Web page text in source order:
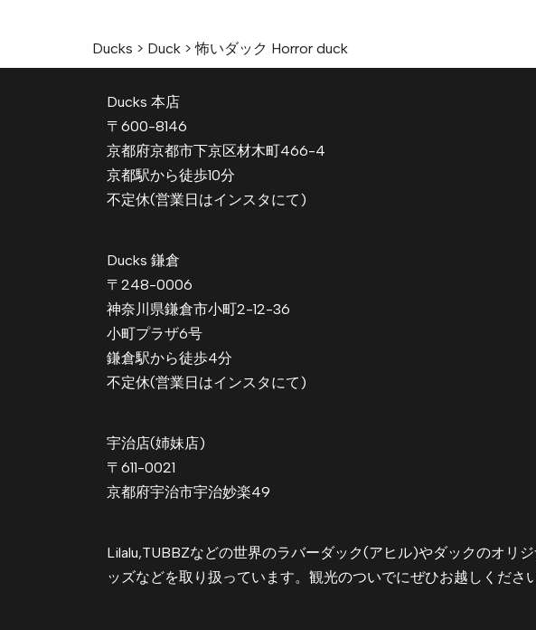
Ducks > Duck >怖いダック Horror duck
Ducks 本店
〒600-8146
京都府京都市下京区材木町466-4
京都駅から徒歩10分
不定休(営業日はインスタにて)
Ducks 鎌倉
〒248-0006
神奈川県鎌倉市小町2-12-36
小町プラザ6号
鎌倉駅から徒歩4分
不定休(営業日はインスタにて)
宇治店(姉妹店)
〒611-0021
京都府宇治市宇治妙楽49
Lilalu,TUBBZなどの世界のラバーダック(アヒル)やダックのオリ
ッズなどを取り扱っています。観光のついでにぜひお越しください